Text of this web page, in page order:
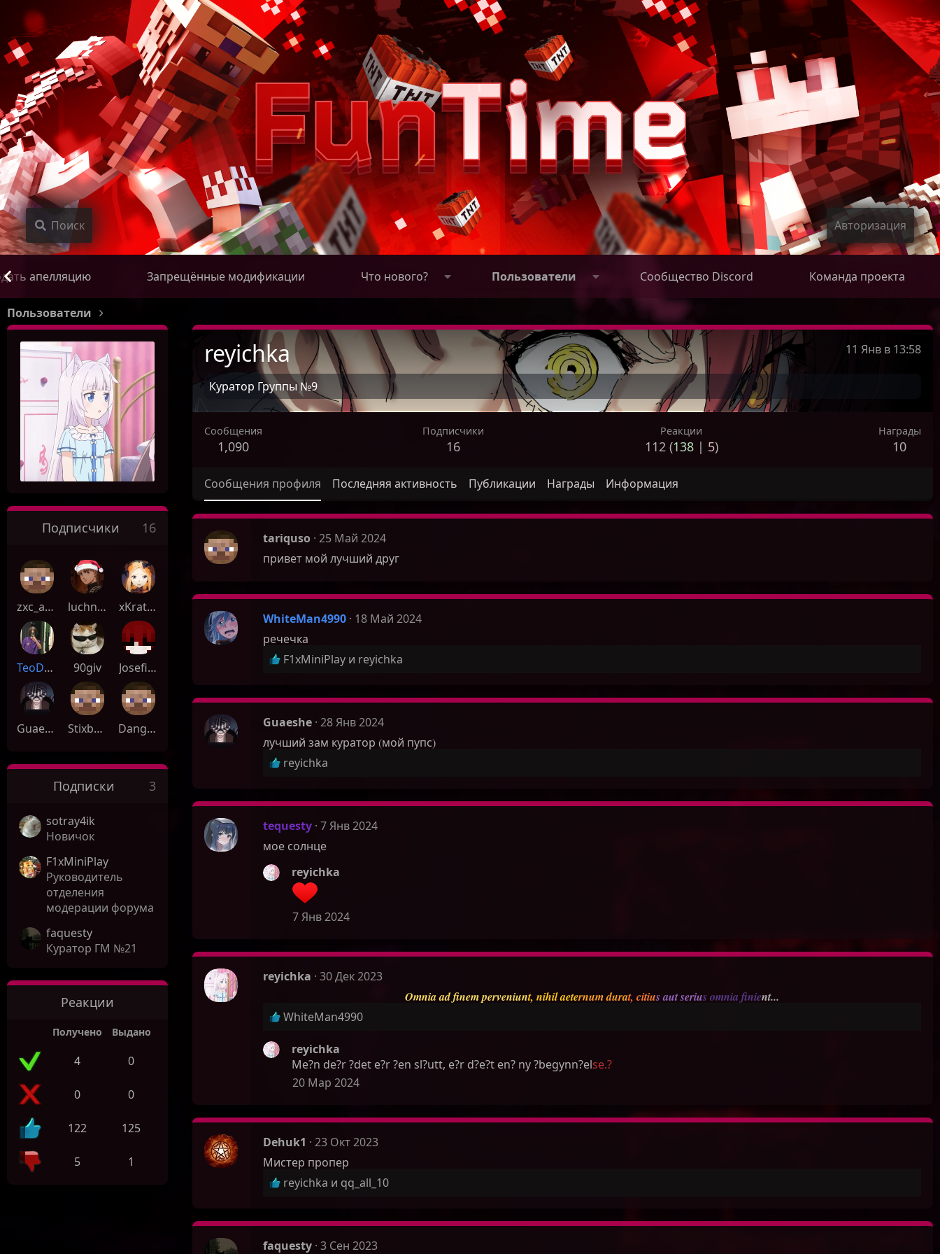
Поиск Авторизация
апелляцию Запрещённые модификации Что нового? Пользователи Сообщество Discord Команда проекта
Пользователи
Подписчики 16
zxc_absolut_461 luchn1k_ xKratos
TeoDoreXx 90giv Josefina_Joestar
Guaeshe Stixbon Dangerwun
Подписки 3
sotray4ik
Новичок
F1xMiniPlay
Руководитель
отделения
модерации форума
faquesty
Куратор ГМ №21
Реакции
Получено Выдано
4 0
0 0
122 125
5 1
11 Янв в 13:58
reyichka
Куратор Группы №9
Сообщения
1,090
Подписчики
16
Реакции
112 (138| 5)
Награды
10
Сообщения профиля Последняя активность Публикации Награды Информация
tariquso 25 Май 2024
привет мой лучший друг
WhiteMan4990 18 Май 2024
речечка
Р
к
ц
и
:
F1xMiniPlay и reyichka
Guaeshe 28 Янв 2024
лучший зам куратор (мой пупс)
Р
к
ц
и
reyichka
tequesty 7 Янв 2024
мое солнце
reyichka
7 Янв 2024
reyichka 30 Дек 2023
Omnia ad finem perveniunt, nihil aeternum durat, citius aut serius omnia finient...
Р
:
WhiteMan4990
reyichka
Me?n de?r ?det e?r ?en sl?utt, e?r d?e?t en? ny ?begynn?else.?
20 Мар 2024
Dehuk1 23 Окт 2023
Мистер пропер
Р
к
ц
reyichka и qq_all_10
faquesty 3 Сен 2023